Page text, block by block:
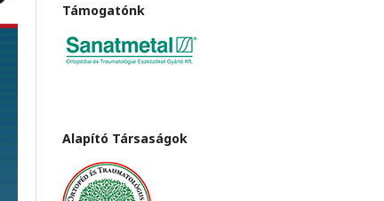
Támogatónk
Alapító Társaságok